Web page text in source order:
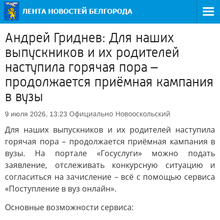
Андрей Гриднев: Для наших
выпускников и их родителей
наступила горячая пора –
продолжается приёмная кампания
в вузы
9 июля 2026, 13:23 Официально Новооскольский
Для наших выпускников и их родителей наступила
горячая пора – продолжается приёмная кампания в
вузы. На портале «Госуслуги» можно подать
заявление, отслеживать конкурсную ситуацию и
согласиться на зачисление – всё с помощью сервиса
«Поступление в вуз онлайн».
Основные возможности сервиса: